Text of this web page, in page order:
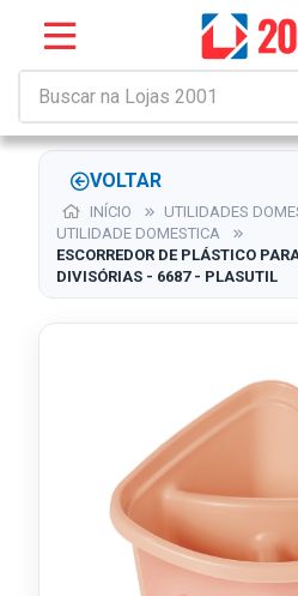
VOLTAR
INÍCIO
UTILIDADES
UTILIDADE DOMESTICA
ESCORREDOR DE PLÁSTICO
DIVISÓRIAS - 6687 - PLASUTIL